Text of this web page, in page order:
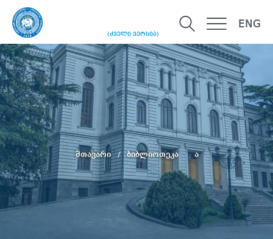
(ძველი ვერსია)
ENG
მთავარი ბიბლიოთეკა ა